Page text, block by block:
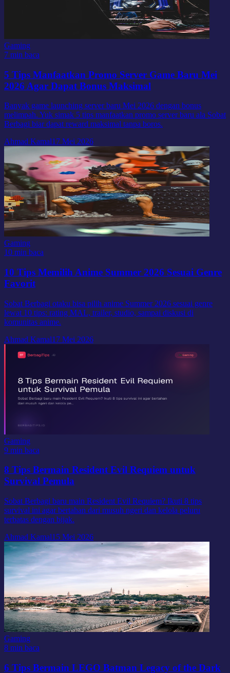
Gaming
7 min baca
5 Tips Manfaatkan Promo Server Game Baru Mei
2026 Agar Dapat Bonus Maksimal
Banyak game launching server baru Mei 2026 dengan bonus
melimpah. Yuk simak 5 tips manfaatkan promo server baru ala Sobat
Berbagi biar dapat reward maksimal tanpa boros.
Ahmad Kamal17 Mei 2026
Gaming
10 min baca
10 Tips Memilih Anime Summer 2026 Sesuai Genre
Favorit
Sobat Berbagi otaku bisa pilih anime Summer 2026 sesuai genre
lewat 10 tips: rating MAL, trailer, studio, sampai diskusi di
komunitas anime.
Ahmad Kamal17 Mei 2026
Gaming
9 min baca
8 Tips Bermain Resident Evil Requiem untuk
Survival Pemula
Sobat Berbagi baru main Resident Evil Requiem? Ikuti 8 tips
survival ini agar bertahan dari musuh ngeri dan kelola peluru
terbatas dengan bijak.
Ahmad Kamal15 Mei 2026
Gaming
8 min baca
6 Tips Bermain LEGO Batman Legacy of the Dark